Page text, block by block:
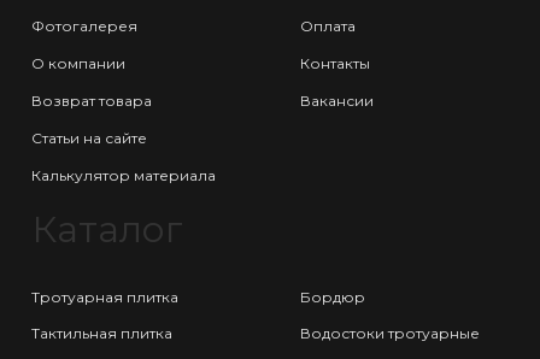
Фотогалерея
О компании
Возврат товара
Статьи на сайте
Калькулятор материала
Оплата
Контакты
Вакансии
Каталог
Тротуарная плитка
Тактильная плитка
Бордюр
Водостоки тротуарные